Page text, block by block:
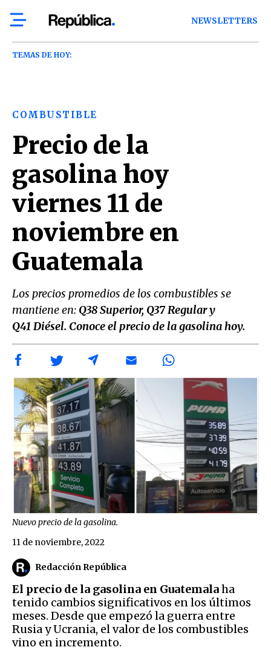
NEWSLETTERS
TEMAS DE HOY:
COMBUSTIBLE
Precio de la
gasolina hoy
viernes 11 de
noviembre en
Guatemala
Los precios promedios de los combustibles se
mantiene en: Q38Superior, Q37 Regular y
Q41 Diésel. Conoce el precio de la gasolina hoy.
Nuevo precio de la gasolina.
Redacción República
11 de noviembre, 2022
El precio de la gasolina en Guatemalaha
tenido cambios significativos en los últimos
meses. Desde que empezó la guerra entre
Rusia y Ucrania, el valor de los combustibles
vino en incremento.